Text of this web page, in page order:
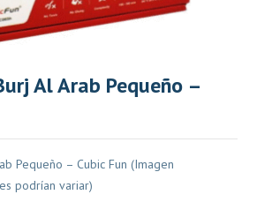
Al Arab Pequeño –
Pequeño – Cubic Fun (Imagen
podrían variar)